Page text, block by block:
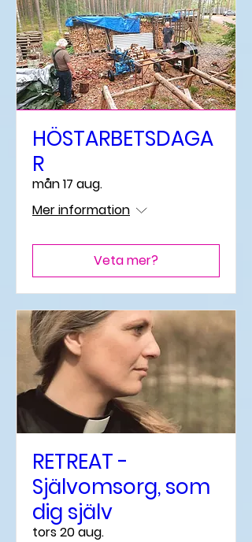
HÖSTARBETSDAGA
R
mån 17 aug.
Mer information
Veta mer?
RETREAT -
Självomsorg, som
dig själv
tors 20 aug.